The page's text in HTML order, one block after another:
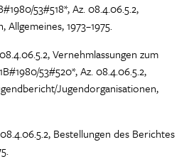
53#518*, Az. 08.4.06.5.2,
1973–1975.
Vernehmlassungen zum
53#520*, Az. 08.4.06.5.2,
Jugendorganisationen,
Bestellungen des Berichtes